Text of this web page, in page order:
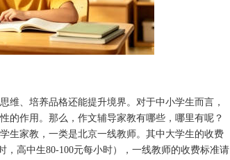
维、培养品格还能提升境界。对于中小学生而言，
的作用。那么，作文辅导家教有哪些，哪里有呢？
生家教，一类是北京一线教师。其中大学生的收费
，高中生80-100元每小时），一线教师的收费标准请